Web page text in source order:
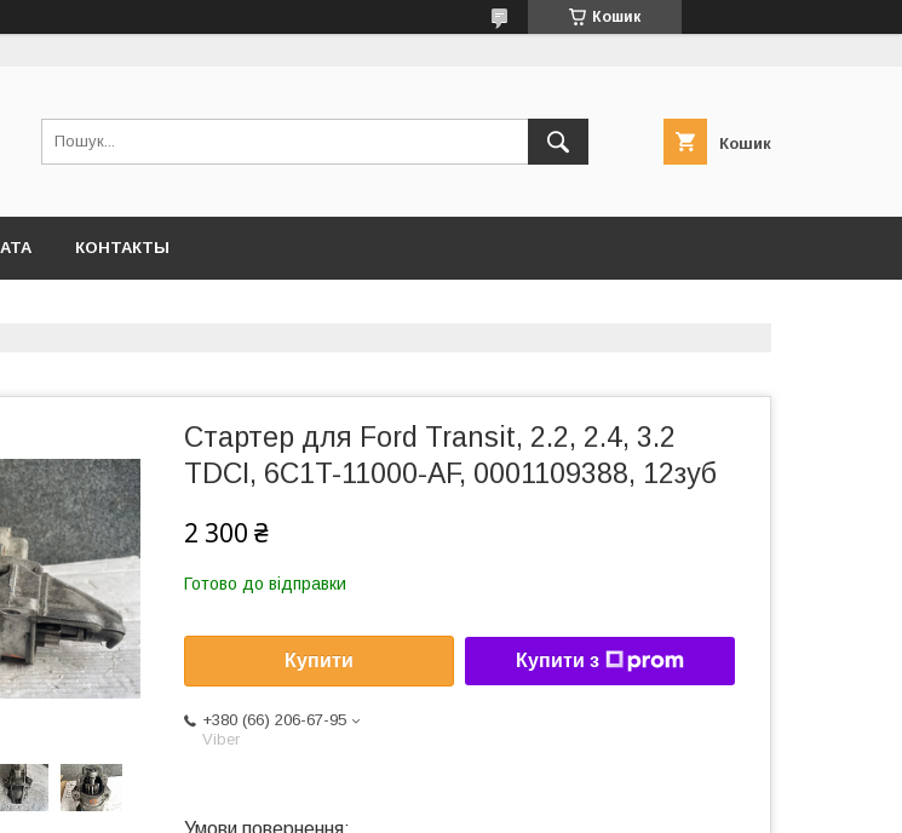
Кошик
Кошик
КОНТАКТЫ
Стартер для Ford Transit, 2.2, 2.4, 3.2
TDCI, 6C1T-11000-AF, 0001109388, 12зуб
2 300 ₴
Готово до відправки
Купити Купити з
+380 (66) 206-67-95
Viber